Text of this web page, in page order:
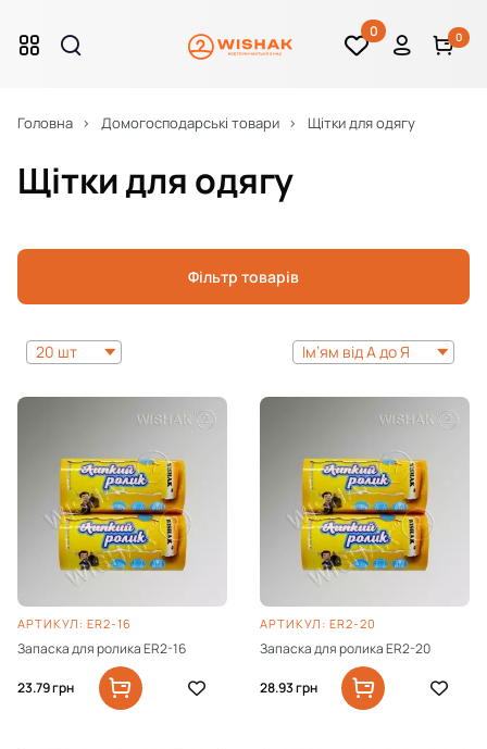
0 0
Головна Домогосподарські товари Щітки для одягу
Щітки для одягу
Фільтр товарів
20 шт Ім’ям від А до Я
AРТИКУЛ: ER2-16
Запаска для ролика ER2-16
23.79грн
AРТИКУЛ: ER2-20
Запаска для ролика ER2-20
28.93грн